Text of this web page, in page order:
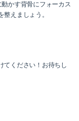
かす背骨にフォーカス
えましょう。
てください！お待ちし